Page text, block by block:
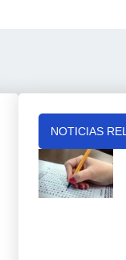
NOTICIAS